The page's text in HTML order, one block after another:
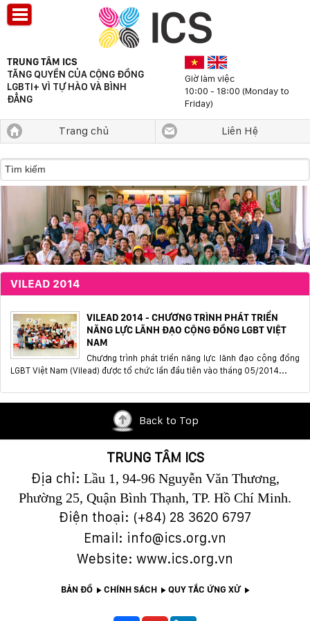
TRUNG TÂM ICS
TĂNG QUYỀN CỦA CỘNG ĐỒNG
LGBTI+ VÌ TỰ HÀO VÀ BÌNH
ĐẲNG
Giờ làm việc
10:00 - 18:00 (Monday to
Friday)
Trang chủ Liên Hệ
VILEAD 2014
VILEAD 2014 - CHƯƠNG TRÌNH PHÁT TRIỂN
NĂNG LỰC LÃNH ĐẠO CỘNG ĐỒNG LGBT VIỆT
NAM
Chương trình phát triển năng lực lãnh đạo cộng đồng
LGBT Việt Nam (Vilead) được tổ chức lần đầu tiên vào tháng 05/2014...
Back to Top
TRUNG TÂM ICS
Địa chỉ: Lầu 1, 94-96 Nguyễn Văn Thương,
Phường 25, Quận Bình Thạnh, TP. Hồ Chí Minh.
Điện thoại: (+84) 28 3620 6797
Email: info@ics.org.vn
Website: www.ics.org.vn
BẢN ĐỒ CHÍNH SÁCH QUY TẮC ỨNG XỬ